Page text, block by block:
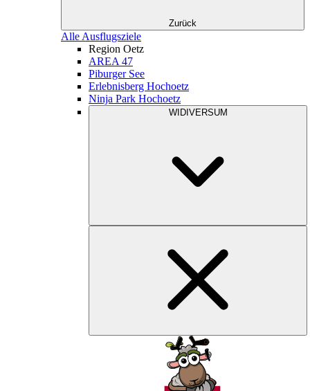
Zurück
Alle Ausflugsziele
Region Oetz
AREA 47
Piburger See
Erlebnisberg Hochoetz
Ninja Park Hochoetz
WIDIVERSUM